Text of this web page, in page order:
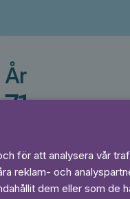
År
71
Läs och lyssna obegränsat
Ingen bindningstid
för att analysera vår
reklam- och
dem eller som de